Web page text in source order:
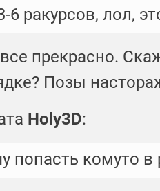
6 ракурсов, лол,
прекрасно.
Позы
Holy3D:
попасть комуто